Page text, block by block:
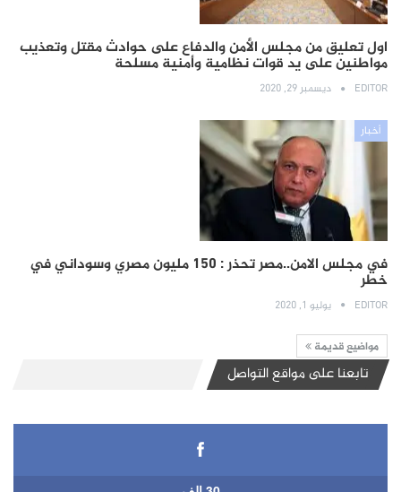
اول تعليق من مجلس الأمن والدفاع على حوادث مقتل وتعذيب
مواطنين على يد قوات نظامية وأمنية مسلحة
EDITOR ديسمبر 29, 2020
أخبار
في مجلس الامن..مصر تحذر : 150 مليون مصري وسوداني في
خطر
EDITOR يوليو 1, 2020
مواضيع قديمة
تابعنا على مواقع التواصل